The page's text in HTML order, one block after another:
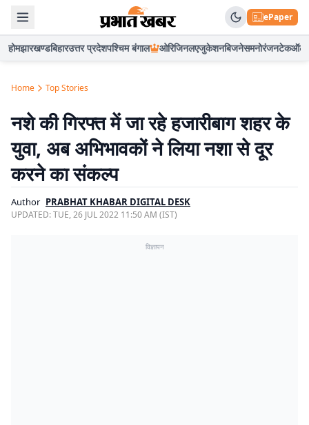
ePaper
होमझारखण्डबिहारउत्तर प्रदेशपश्चिम बंगाल ओरिजिनलएजुकेशनबिजनेसमनोरंजनटेकऑटो
Home Top Stories
नशे की गिरफ्त में जा रहे हजारीबाग शहर के
युवा, अब अभिभावकों ने लिया नशा से दूर
करने का संकल्प
Author PRABHAT KHABAR DIGITAL DESK
UPDATED:TUE, 26 JUL 2022 11:50 AM (IST)
विज्ञापन